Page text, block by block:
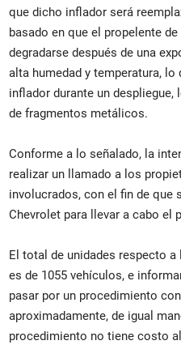
que dicho inflador será
basado en que el propelente
degradarse después de una
alta humedad y temperatura,
inflador durante un
de fragmentos metálicos.
Conforme a lo señalado, la
realizar un llamado a los
involucrados, con el fin de que
Chevrolet para llevar a cabo el
El total de unidades respecto
es de 1055 vehículos, e
pasar por un procedimiento
aproximadamente, de igual
procedimiento no tiene costo